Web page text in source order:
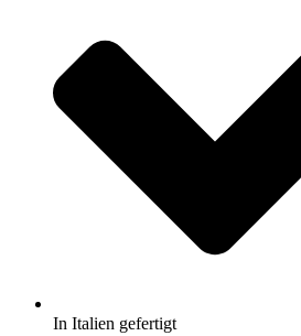
In Italien gefertigt